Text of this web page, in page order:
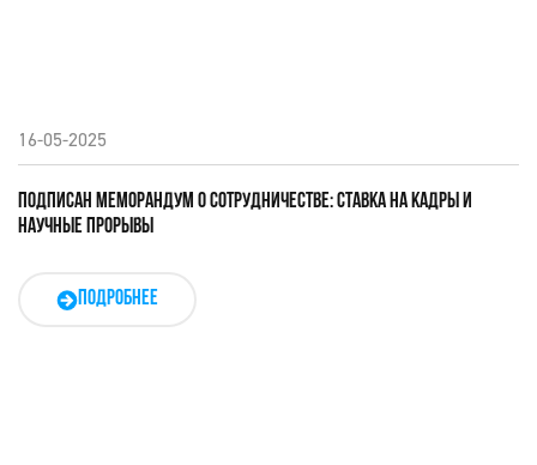
16-05-2025
ПОДПИСАН МЕМОРАНДУМ О СОТРУДНИЧЕСТВЕ: СТАВКА НА КАДРЫ И
НАУЧНЫЕ ПРОРЫВЫ
ПОДРОБНЕЕ